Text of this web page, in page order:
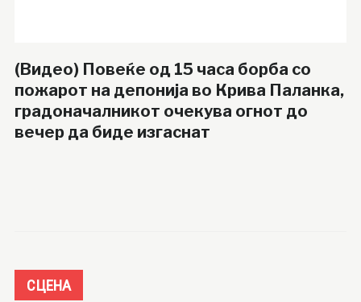
(Видео) Повеќе од 15 часа борба со
пожарот на депонија во Крива Паланка,
градоначалникот очекува огнот до
вечер да биде изгаснат
СЦЕНА